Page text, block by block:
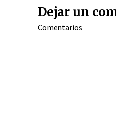
Dejar un
Comentarios